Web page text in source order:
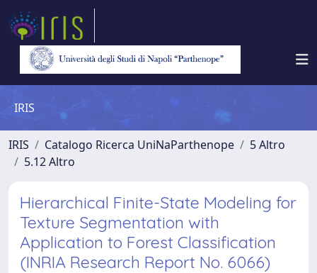
IRIS
IRIS Catalogo Ricerca UniNaParthenope
5 Altro
5.12 Altro
Hierarchical Finite-State Modeling for
Texture Segmentation with
Application to Forest Classification
(INRIA Research Report No. 6066)